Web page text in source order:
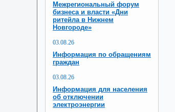
Межрегиональный форум
бизнеса и власти «Дни
ритейла в Нижнем
Новгороде»
03.08.26
Информация по обращениям
граждан
03.08.26
Информация для населения
об отключении
электроэнергии